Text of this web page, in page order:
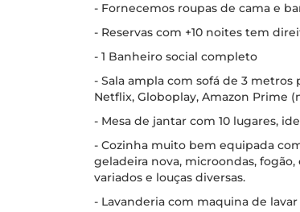
- Fornecemos roupas de cama e
- Reservas com +10 noites tem
- 1 Banheiro social completo
- Sala ampla com sofá de 3
Netflix, Globoplay, Amazon Prime
- Mesa de jantar com 10 lugares,
- Cozinha muito bem equipada
geladeira nova, microondas,
variados e louças diversas.
- Lavanderia com maquina de